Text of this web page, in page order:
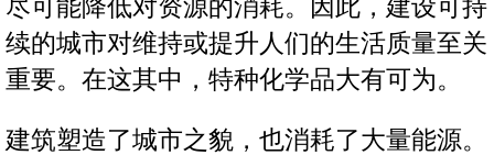
尽可能降低对资源的消耗。因此，建设可持
续的城市对维持或提升人们的生活质量至关
重要。在这其中，特种化学品大有可为。
建筑塑造了城市之貌，也消耗了大量能源。